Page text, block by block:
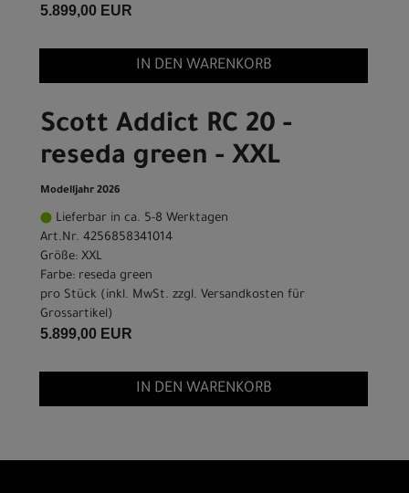
5.899,00 EUR
IN DEN WARENKORB
Scott Addict RC 20 -
reseda green - XXL
Modelljahr 2026
Lieferbar in ca. 5-8 Werktagen
Art.Nr. 4256858341014
Größe: XXL
Farbe: reseda green
pro Stück (inkl. MwSt. zzgl. Versandkosten für
Grossartikel)
5.899,00 EUR
IN DEN WARENKORB